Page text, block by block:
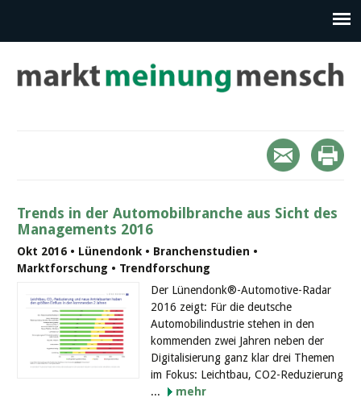
Trends in der Automobilbranche aus Sicht des
Managements 2016
Okt 2016 • Lünendonk • Branchenstudien •
Marktforschung • Trendforschung
Der Lünendonk®-Automotive-Radar
2016 zeigt: Für die deutsche
Automobilindustrie stehen in den
kommenden zwei Jahren neben der
Digitalisierung ganz klar drei Themen
im Fokus: Leichtbau, CO2-Reduzierung
...
mehr